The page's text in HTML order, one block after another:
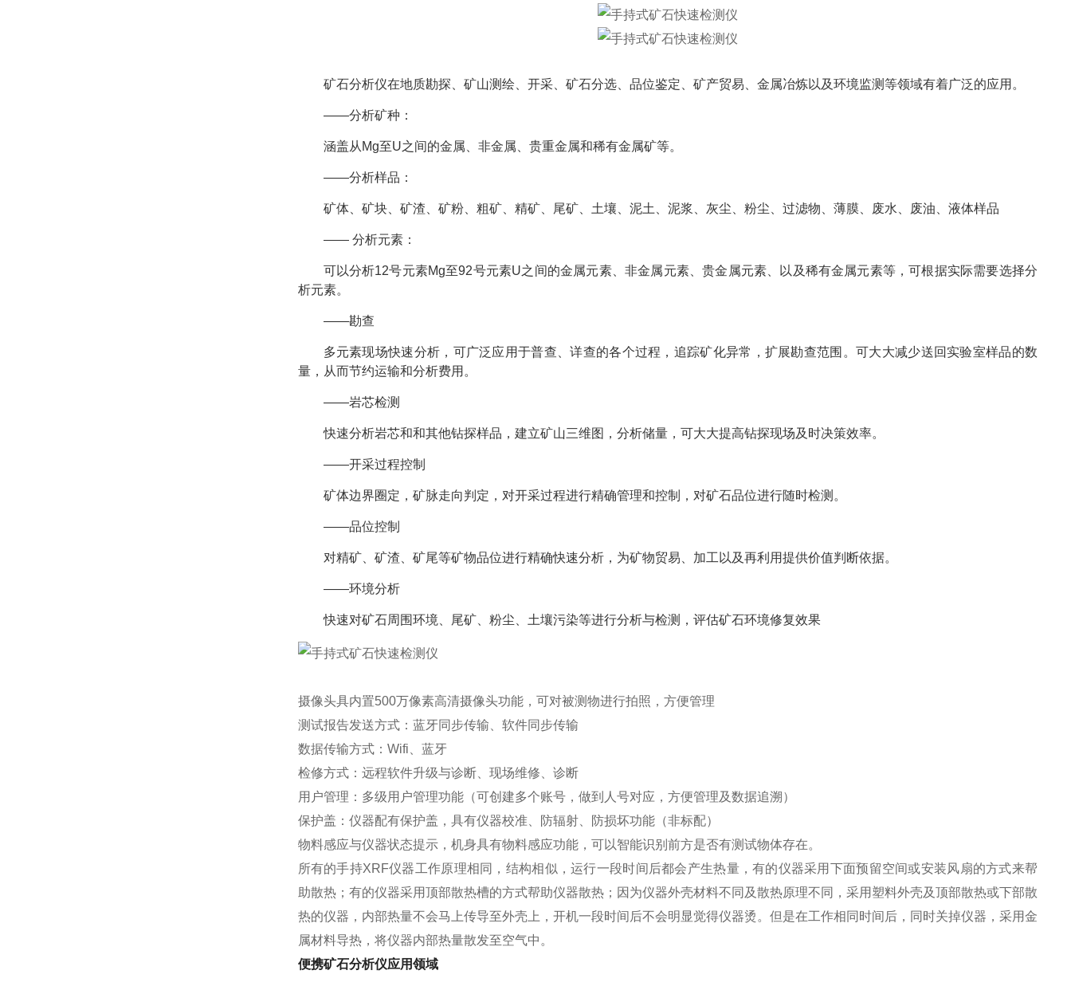
矿石分析仪在地质勘探、矿山测绘、开采、矿石分选、品位鉴定、矿产贸易、金属冶炼以及环境监测等领域有着广泛的应用。
——分析矿种：
涵盖从Mg至U之间的金属、非金属、贵重金属和稀有金属矿等。
——分析样品：
矿体、矿块、矿渣、矿粉、粗矿、精矿、尾矿、土壤、泥土、泥浆、灰尘、粉尘、过滤物、薄膜、废水、废油、液体样品
—— 分析元素：
可以分析12号元素Mg至92号元素U之间的金属元素、非金属元素、贵金属元素、以及稀有金属元素等，可根据实际需要选择分
析元素。
——勘查
多元素现场快速分析，可广泛应用于普查、详查的各个过程，追踪矿化异常，扩展勘查范围。可大大减少送回实验室样品的数
量，从而节约运输和分析费用。
——岩芯检测
快速分析岩芯和和其他钻探样品，建立矿山三维图，分析储量，可大大提高钻探现场及时决策效率。
——开采过程控制
矿体边界圈定，矿脉走向判定，对开采过程进行精确管理和控制，对矿石品位进行随时检测。
——品位控制
对精矿、矿渣、矿尾等矿物品位进行精确快速分析，为矿物贸易、加工以及再利用提供价值判断依据。
——环境分析
快速对矿石周围环境、尾矿、粉尘、土壤污染等进行分析与检测，评估矿石环境修复效果
摄像头具内置500万像素高清摄像头功能，可对被测物进行拍照，方便管理
测试报告发送方式：蓝牙同步传输、软件同步传输
数据传输方式：Wifi、蓝牙
检修方式：远程软件升级与诊断、现场维修、诊断
用户管理：多级用户管理功能（可创建多个账号，做到人号对应，方便管理及数据追溯）
保护盖：仪器配有保护盖，具有仪器校准、防辐射、防损坏功能（非标配）
物料感应与仪器状态提示，机身具有物料感应功能，可以智能识别前方是否有测试物体存在。
所有的手持XRF仪器工作原理相同，结构相似，运行一段时间后都会产生热量，有的仪器采用下面预留空间或安装风扇的方式来帮
助散热；有的仪器采用顶部散热槽的方式帮助仪器散热；因为仪器外壳材料不同及散热原理不同，采用塑料外壳及顶部散热或下部散
热的仪器，内部热量不会马上传导至外壳上，开机一段时间后不会明显觉得仪器烫。但是在工作相同时间后，同时关掉仪器，采用金
属材料导热，将仪器内部热量散发至空气中。
便携矿石分析仪应用领域